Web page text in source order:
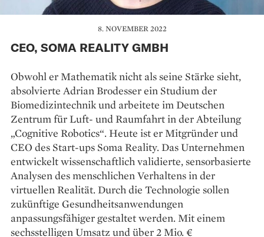
8. NOVEMBER 2022
CEO, SOMA REALITY GMBH
Obwohl er Mathematik nicht als seine Stärke sieht,
absolvierte Adrian Brodesser ein Studium der
Biomedizintechnik und arbeitete im Deutschen
Zentrum für Luft- und Raumfahrt in der Abteilung
„Cognitive Robotics“. Heute ist er Mitgründer und
CEO des Start-ups Soma Reality. Das Unternehmen
entwickelt wissenschaftlich validierte, sensorbasierte
Analysen des menschlichen Verhaltens in der
virtuellen Realität. Durch die Technologie sollen
zukünftige Gesundheitsanwendungen
anpassungsfähiger gestaltet werden. Mit einem
sechsstelligen Umsatz und über 2 Mio. €